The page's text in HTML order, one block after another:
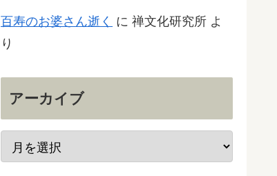
百寿のお婆さん逝く に 禅文化研究所 よ
り
アーカイブ